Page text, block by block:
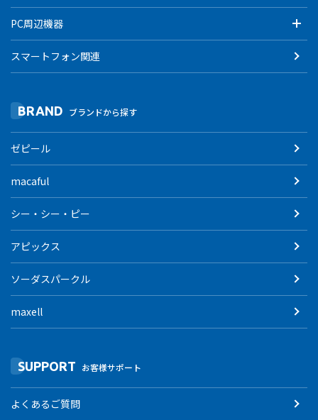
PC周辺機器
スマートフォン関連
BRAND ブランドから探す
ゼピール
macaful
シー・シー・ピー
アピックス
ソーダスパークル
maxell
SUPPORT お客様サポート
よくあるご質問